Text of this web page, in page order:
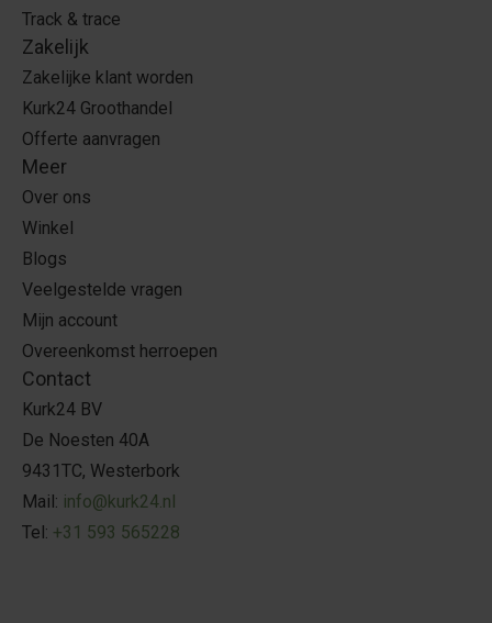
Track & trace
Zakelijk
Zakelijke klant worden
Kurk24 Groothandel
Offerte aanvragen
Meer
Over ons
Winkel
Blogs
Veelgestelde vragen
Mijn account
Overeenkomst herroepen
Contact
Kurk24 BV
De Noesten 40A
9431TC, Westerbork
Mail: info@kurk24.nl
Tel: +31 593 565228